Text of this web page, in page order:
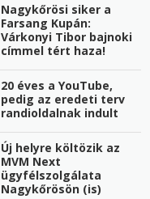
Nagykőrösi siker a
Farsang Kupán:
Várkonyi Tibor bajnoki
címmel tért haza!
20 éves a YouTube,
pedig az eredeti terv
randioldalnak indult
Új helyre költözik az
MVM Next
ügyfélszolgálata
Nagykőrösön (is)